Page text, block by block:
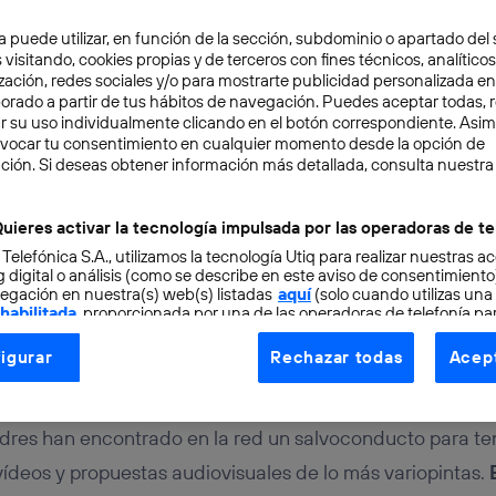
Team
global que permite el envío de información de forma
de dispositivos. A medida que ha ido
se han ido adaptando a estos entornos, ofreciendo
donde se da pie a contenidos multimedia que
Internet permite que, por ejemplo, puedas estar
puedas ver esa película que tanto tiempo llevas
de contenidos bajo demanda preferido.
como una herramienta más de comunicación en una
como todo en esta vida, también tiene sus
han encontrado en la red un salvoconducto para
y propuestas audiovisuales de lo más variopintas.
puede utilizar, en función de la sección, subdominio o apartado del
visitando, cookies propias y de terceros con fines técnicos,
redes sociales y/o para mostrarte publicidad personalizada
a partir de tus hábitos de navegación. Puedes aceptar todas,
su uso individualmente clicando en el botón correspondiente.
tu consentimiento en cualquier momento desde la opción de
Si deseas obtener información más detallada, consulta nuestra
activar la tecnología impulsada por las operadoras de
S.A., utilizamos la tecnología Utiq para realizar nuestras
digital o análisis (como se describe en este aviso de
en nuestra(s) web(s) listadas aquí(solo cuando utilizas una
, proporcionada por una de las operadoras de telefonía
consentimiento en cada página web).
Utiq está diseñada con la privacidad como prioridad
tu dirección IP y otra información de la cuenta de cliente de
a la conexión que utilizas (p. ej., número de teléfono móvil).
se asigna a la conexión de internet, por lo que cualquier
Rechazar todas